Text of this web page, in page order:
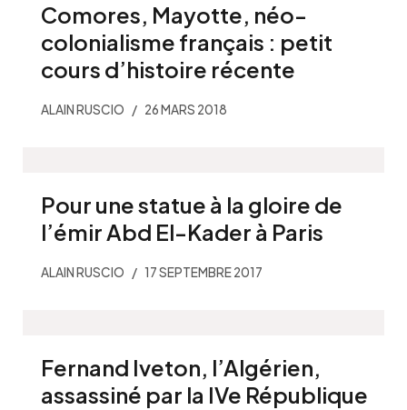
Comores, Mayotte, néo-
colonialisme français : petit
cours d’histoire récente
ALAIN RUSCIO 26 MARS 2018
Pour une statue à la gloire de
l’émir Abd El-Kader à Paris
ALAIN RUSCIO 17 SEPTEMBRE 2017
Fernand Iveton, l’Algérien,
assassiné par la IVe République